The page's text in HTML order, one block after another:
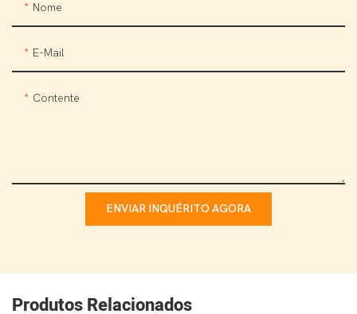
Nome
E-Mail
Contente
ENVIAR INQUÉRITO AGORA
Produtos Relacionados